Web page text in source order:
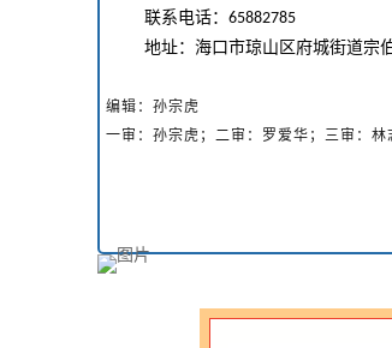
联系电话： 65882785
地址：海口市琼山区府城街道宗
编辑：孙宗虎
一审：孙宗虎；二审：罗爱华；三审：林